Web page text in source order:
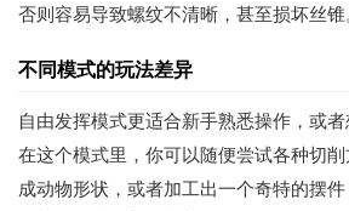
否则容易导致螺纹不清晰，甚至损坏丝锥
不同模式的玩法差异
自由发挥模式更适合新手熟悉操作，或者
在这个模式里，你可以随便尝试各种切
成动物形状，或者加工出一个奇特的摆